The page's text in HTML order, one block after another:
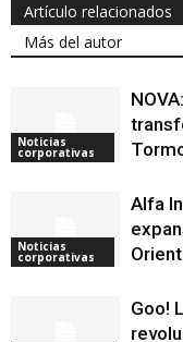
Artículo relacionados
Más del autor
Noticias
corporativas
Noticias
corporativas
Alfa
Goo!